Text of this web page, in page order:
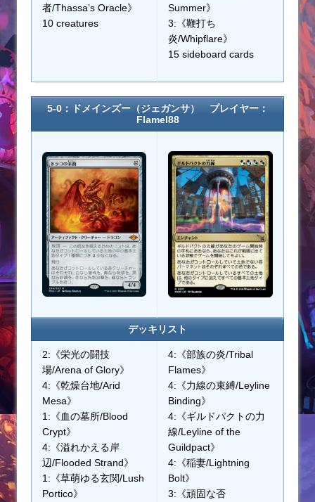
者/Thassa’s Oracle》
10 creatures
Summer》
3:《鞭打ち
炎/Whipflare》
15 sideboard cards
5-0：ドメインズー（ジェガンサ） プレイヤー：
Flamel88
デッキリスト
2:《栄光の闘技
場/Arena of Glory》
4:《乾燥台地/Arid
Mesa》
1:《血の墓所/Blood
Crypt》
4:《溢れかえる岸
辺/Flooded Strand》
1:《草萌ゆる玄関/Lush
Portico》
4:《部族の炎/Tribal
Flames》
4:《力線の束縛/Leyline
Binding》
4:《ギルドパクトの力
線/Leyline of the
Guildpact》
4:《稲妻/Lightning
Bolt》
3:《頑固な否